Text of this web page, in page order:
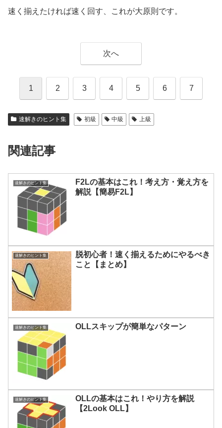
速く揃えたければ速く回す、これが大原則です。
次へ
1 2 3 4 5 6 7
速解きのヒント集 初級 中級 上級
関連記事
速解きのヒント集
F2Lの基本はこれ！考え方・覚え方を
解説【簡易F2L】
速解きのヒント集
脱初心者！速く揃えるためにやるべき
こと【まとめ】
速解きのヒント集 OLLスキップが簡単なパターン
速解きのヒント集
OLLの基本はこれ！やり方を解説
【2Look OLL】